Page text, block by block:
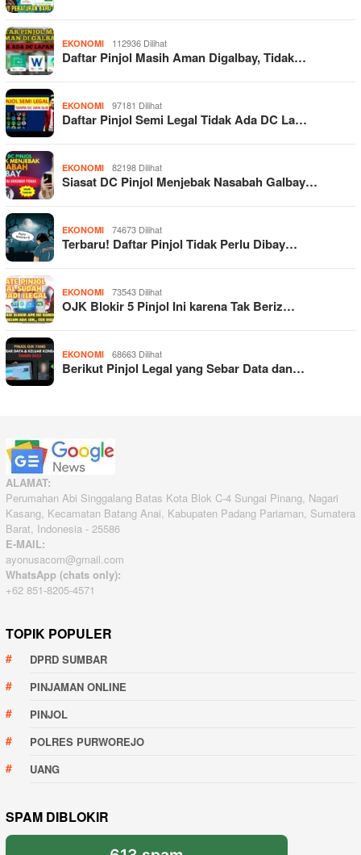
EKONOMI 112936 Dilihat
Daftar Pinjol Masih Aman Digalbay, Tidak…
EKONOMI 97181 Dilihat
Daftar Pinjol Semi Legal Tidak Ada DC La…
EKONOMI 82198 Dilihat
Siasat DC Pinjol Menjebak Nasabah Galbay…
EKONOMI 74673 Dilihat
Terbaru! Daftar Pinjol Tidak Perlu Dibay…
EKONOMI 73543 Dilihat
OJK Blokir 5 Pinjol Ini karena Tak Beriz…
EKONOMI 68663 Dilihat
Berikut Pinjol Legal yang Sebar Data dan…
ALAMAT:
Perumahan Abi Singgalang Batas Kota Blok C-4 Sungai Pinang, Nagari
Kasang, Kecamatan Batang Anai, Kabupaten Padang Pariaman, Sumatera
Barat, Indonesia - 25586
E-MAIL:
ayonusacom@gmail.com
WhatsApp (chats only):
+62 851-8205-4571
TOPIK POPULER
DPRD SUMBAR
PINJAMAN ONLINE
PINJOL
POLRES PURWOREJO
UANG
SPAM DIBLOKIR